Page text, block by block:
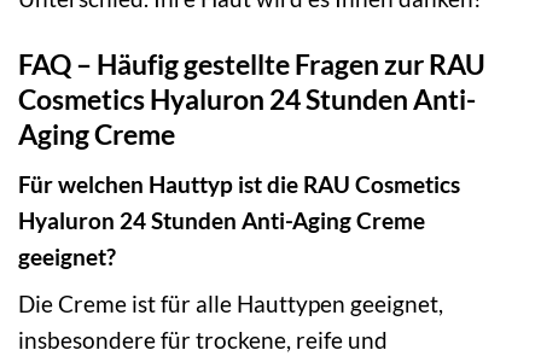
FAQ – Häufig gestellte Fragen zur RAU
Cosmetics Hyaluron 24 Stunden Anti-
Aging Creme
Für welchen Hauttyp ist die RAU Cosmetics
Hyaluron 24 Stunden Anti-Aging Creme
geeignet?
Die Creme ist für alle Hauttypen geeignet,
insbesondere für trockene, reife und